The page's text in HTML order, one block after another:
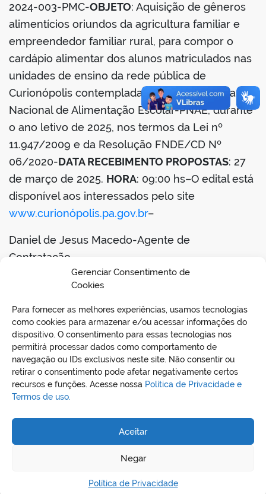
Gerenciar Consentimento de
Cookies
Para fornecer as melhores experiências, usamos tecnologias
como cookies para armazenar e/ou acessar informações do
dispositivo. O consentimento para essas tecnologias nos
permitirá processar dados como comportamento de
navegação ou IDs exclusivos neste site. Não consentir ou
retirar o consentimento pode afetar negativamente certos
recursos e funções. Acesse nossa Política de Privacidade e
Termos de uso.
Aceitar
Negar
Política de Privacidade
2024-003-PMC-OBJETO: Aquisição de gêneros
alimentícios oriundos da agricultura familiar e
empreendedor familiar rural, para compor o
cardápio alimentar dos alunos matriculados nas
unidades de ensino da rede pública de
Curionópolis contempladas com o Programa
Nacional de Alimentação Escolar-PNAE, durante
o ano letivo de 2025, nos termos da Lei nº
11.947/2009 e da Resolução FNDE/CD Nº
06/2020-DATA RECEBIMENTO PROPOSTAS: 27
de março de 2025. HORA: 09:00 hs–O edital está
disponível aos interessados pelo site
www.curionópolis.pa.gov.br–
Daniel de Jesus Macedo-Agente de
Contratação-
Curionópolis, 21 de fevereiro de 2025.
BAIXAR EDITAL
REDES SOCIAIS